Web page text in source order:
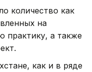
количество как
на
практику, а также
как и в ряде